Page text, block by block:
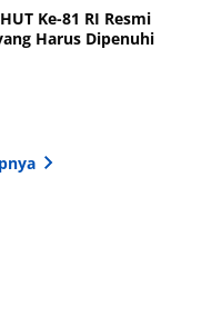
Ke-81 RI Resmi
Harus Dipenuhi